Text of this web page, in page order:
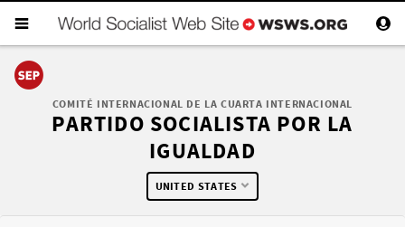
COMITÉ INTERNACIONAL DE LA CUARTA INTERNACIONAL
PARTIDO SOCIALISTA POR LA
IGUALDAD
UNITED STATES